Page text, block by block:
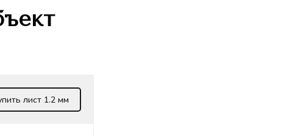
лист 1.2 мм